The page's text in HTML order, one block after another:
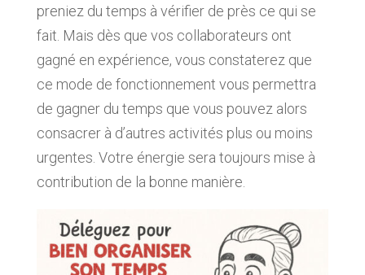
preniez du temps à vérifier de près ce qui se
fait. Mais dès que vos collaborateurs ont
gagné en expérience, vous constaterez que
ce mode de fonctionnement vous permettra
de gagner du temps que vous pouvez alors
consacrer à d’autres activités plus ou moins
urgentes. Votre énergie sera toujours mise à
contribution de la bonne manière.